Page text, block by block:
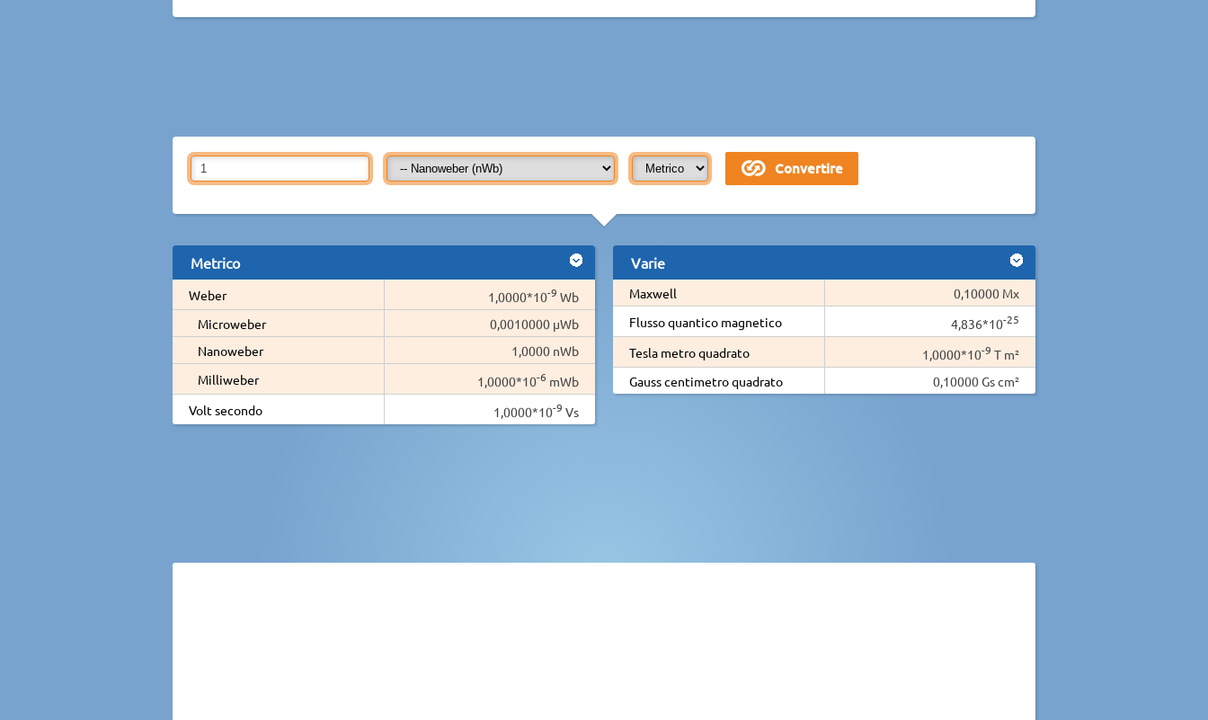
Metrico
Weber 1,0000*10-9 Wb
Microweber
0,0010000 µWb
Nanoweber
1,0000 nWb
Milliweber
1,0000*10-6 mWb
Volt secondo
1,0000*10-9 Vs
Varie
Maxwell
0,10000 Mx
Flusso quantico magnetico
4,836*10-25
Tesla metro quadrato 1,0000*10-9 T m²
Gauss centimetro quadrato
0,10000 Gs cm²